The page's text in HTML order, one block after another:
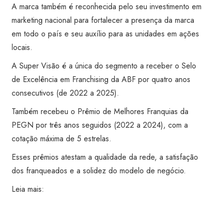
A marca também é reconhecida pelo seu investimento em
marketing nacional para fortalecer a presença da marca
em todo o país e seu auxílio para as unidades em ações
locais.
A Super Visão é a única do segmento a receber o Selo
de Excelência em Franchising da ABF por quatro anos
consecutivos (de 2022 a 2025).
Também recebeu o Prêmio de Melhores Franquias da
PEGN por três anos seguidos (2022 a 2024), com a
cotação máxima de 5 estrelas.
Esses prêmios atestam a qualidade da rede, a satisfação
dos franqueados e a solidez do modelo de negócio.
Leia mais: